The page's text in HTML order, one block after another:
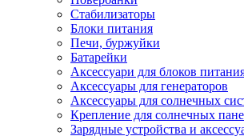
Стабилизаторы
Блоки питания
Печи, буржуйки
Батарейки
Аксессуари для блоков
Аксессуары для генераторов
Аксессуары для солнечных
Крепление для солнечных
Зарядные устройства и